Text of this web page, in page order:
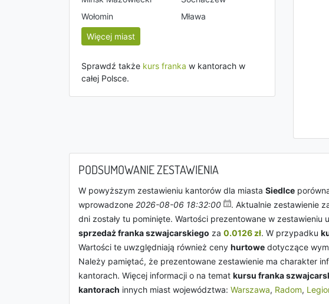
Wołomin
Mława
Więcej miast
Sprawdź także kurs franka w kantorach w
całej Polsce.
PODSUMOWANIE ZESTAWIENIA
W powyższym zestawieniu kantorów dla miasta Siedlce
wprowadzone 2026-08-06 18:32:00
. Aktualnie zestawienie
dni zostały tu pominięte. Wartości prezentowane w
sprzedaż franka szwajcarskiego za 0.0126 zł. W przypadku
Wartości te uwzględniają również ceny hurtowe dotyczące
Należy pamiętać, że prezentowane zestawienie ma charakter
kantorach. Więcej informacji o na temat kursu franka
kantorach innych miast województwa: Warszawa, Radom,